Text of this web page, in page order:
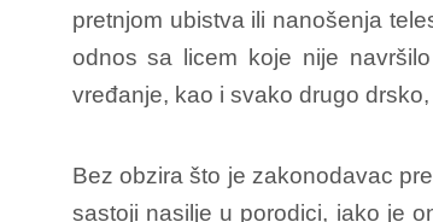
pretnjom ubistva ili nanošenja
odnos sa licem koje nije
vređanje, kao i svako drugo
Bez obzira što je zakonodavac
sastoji nasilje u porodici, iako je